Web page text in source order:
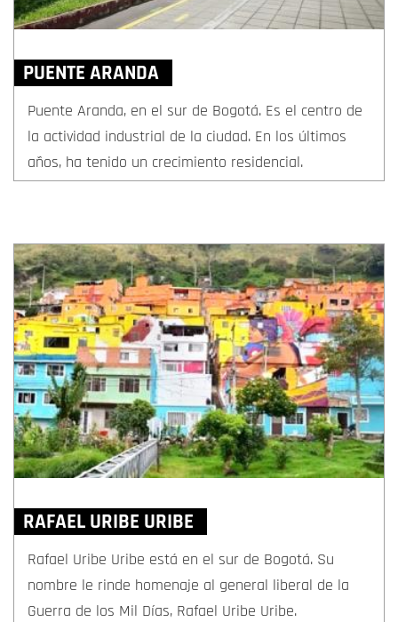
PUENTE ARANDA
Puente Aranda, en el sur de Bogotá. Es el centro de
la actividad industrial de la ciudad. En los últimos
años, ha tenido un crecimiento residencial.
RAFAEL URIBE URIBE
Rafael Uribe Uribe está en el sur de Bogotá. Su
nombre le rinde homenaje al general liberal de la
Guerra de los Mil Días, Rafael Uribe Uribe.